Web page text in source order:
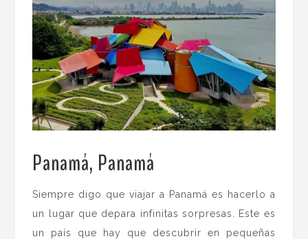
Panamá, Panamá
Siempre digo que viajar a Panamá es hacerlo a
un lugar que depara infinitas sorpresas. Este es
un país que hay que descubrir en pequeñas